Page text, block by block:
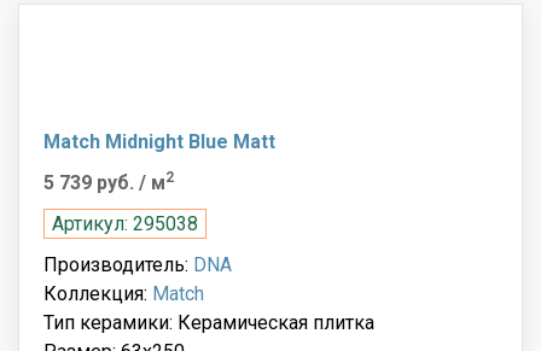
Match Midnight Blue Matt
5 739 руб. / м2
Артикул: 295038
Производитель: DNA
Коллекция: Match
Тип керамики: Керамическая плитка